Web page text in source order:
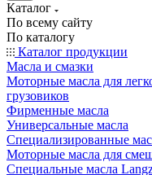
Каталог
По всему сайту
По каталогу
Каталог продукции
Масла и смазки
Моторные масла для
грузовиков
Фирменные масла
Универсальные масла
Специализированные
Моторные масла для
Специальные масла